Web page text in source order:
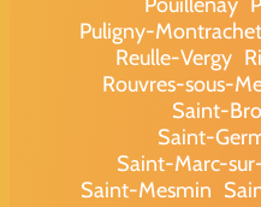
Puligny-Montrachet
Reulle-Vergy
Rouvres-sous-
Saint-
Saint-
Saint-Marc-
Saint-Mesmin